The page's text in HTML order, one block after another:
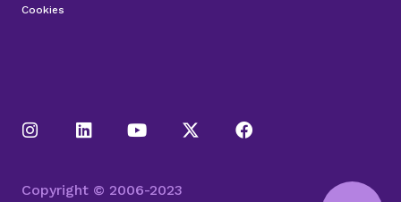
Cookies
Copyright © 2006-2023